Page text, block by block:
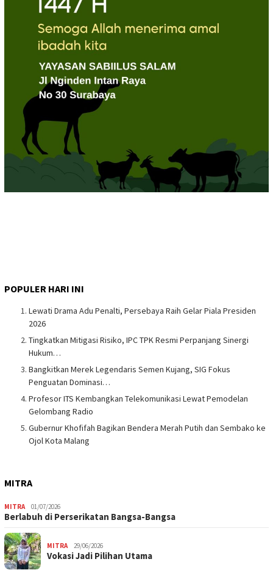
POPULER HARI INI
Lewati Drama Adu Penalti, Persebaya Raih Gelar Piala Presiden
2026
Tingkatkan Mitigasi Risiko, IPC TPK Resmi Perpanjang Sinergi
Hukum…
Bangkitkan Merek Legendaris Semen Kujang, SIG Fokus
Penguatan Dominasi…
Profesor ITS Kembangkan Telekomunikasi Lewat Pemodelan
Gelombang Radio
Gubernur Khofifah Bagikan Bendera Merah Putih dan Sembako ke
Ojol Kota Malang
MITRA
MITRA 01/07/2026
Berlabuh di Perserikatan Bangsa-Bangsa
MITRA 29/06/2026
Vokasi Jadi Pilihan Utama